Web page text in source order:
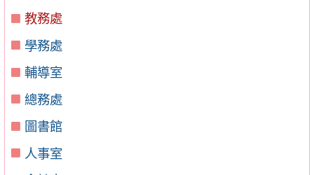
教務處
學務處
輔導室
總務處
圖書館
人事室